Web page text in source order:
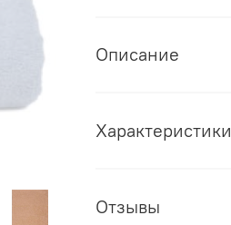
Описание
Характеристики
Отзывы